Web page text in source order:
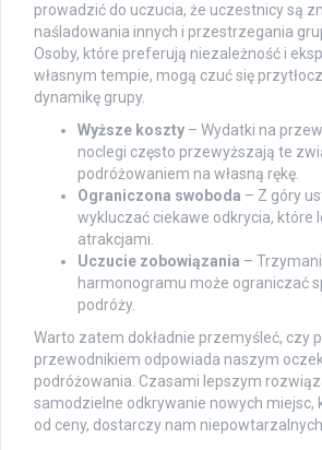
prowadzić do uczucia, że uczestnicy są
naśladowania innych i przestrzegania
Osoby, które preferują niezależność i
własnym tempie, mogą czuć się
dynamikę grupy.
Wyższe koszty – Wydatki na
noclegi często przewyższają te
podróżowaniem na własną rękę.
Ograniczona swoboda – Z góry
wykluczać ciekawe odkrycia, które
atrakcjami.
Uczucie zobowiązania –
harmonogramu może ograniczać
podróży.
Warto zatem dokładnie przemyśleć, czy
przewodnikiem odpowiada naszym
podróżowania. Czasami lepszym
samodzielne odkrywanie nowych miejsc,
od ceny, dostarczy nam